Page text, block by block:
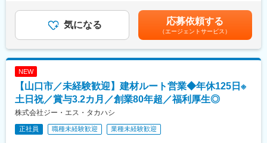
■当社の魅力：
・創業80年、10年以上業績は常に安定成長、直近5年で70％伸長
UPの近道です。
変更の範囲：会社の定める業務
■就業環境：
・誰にでもキャリアアップのチャンスがある企業です。同社はダ
イバーシティを推進しており、キャリアアップしている女性社員
■当社の特徴：
同社は会社組織設立から50年以上続く、手縫針の製造を起源とし
品・家庭用品・日用雑貨・レジャー用品等、多岐に渡る分野の総
じて上下する可能性があります。月給(月額)は固定手当を含めた表
記です。気になる 応募依頼する
（エージェントサービス）
NEW
【山口市／未経験歓迎】建材ルート営業◆年休125日※
土日祝／賞与3.2カ月／創業80年超／福利厚生◎
株式会社ジー・エス・タカハシ
正社員 職種未経験歓迎 業種未経験歓迎